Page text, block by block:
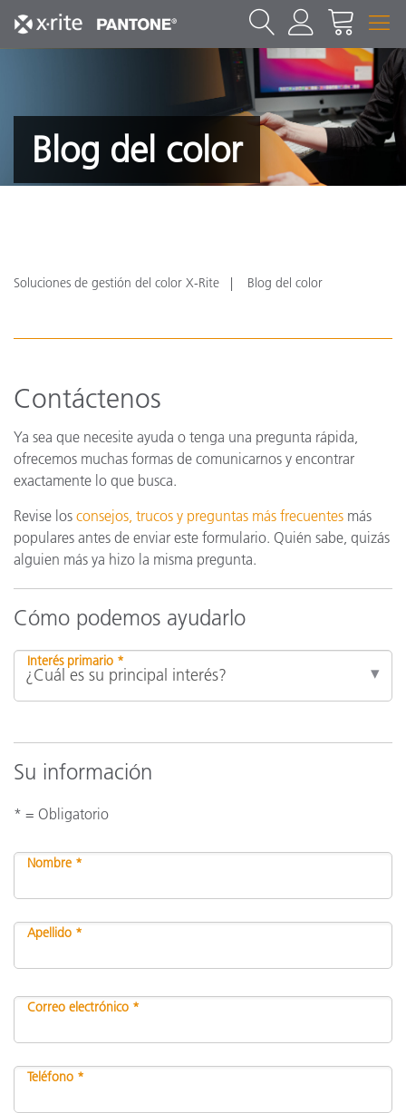
Blog del color
Soluciones de gestión del color X-Rite Blog del color
Contáctenos
Ya sea que necesite ayuda o tenga una pregunta rápida,
ofrecemos muchas formas de comunicarnos y encontrar
exactamente lo que busca.
Revise los consejos, trucos y preguntas más frecuentes más
populares antes de enviar este formulario. Quién sabe, quizás
alguien más ya hizo la misma pregunta.
Cómo podemos ayudarlo
Interés primario *
Su información
* = Obligatorio
Nombre *
Apellido *
Correo electrónico *
Teléfono *